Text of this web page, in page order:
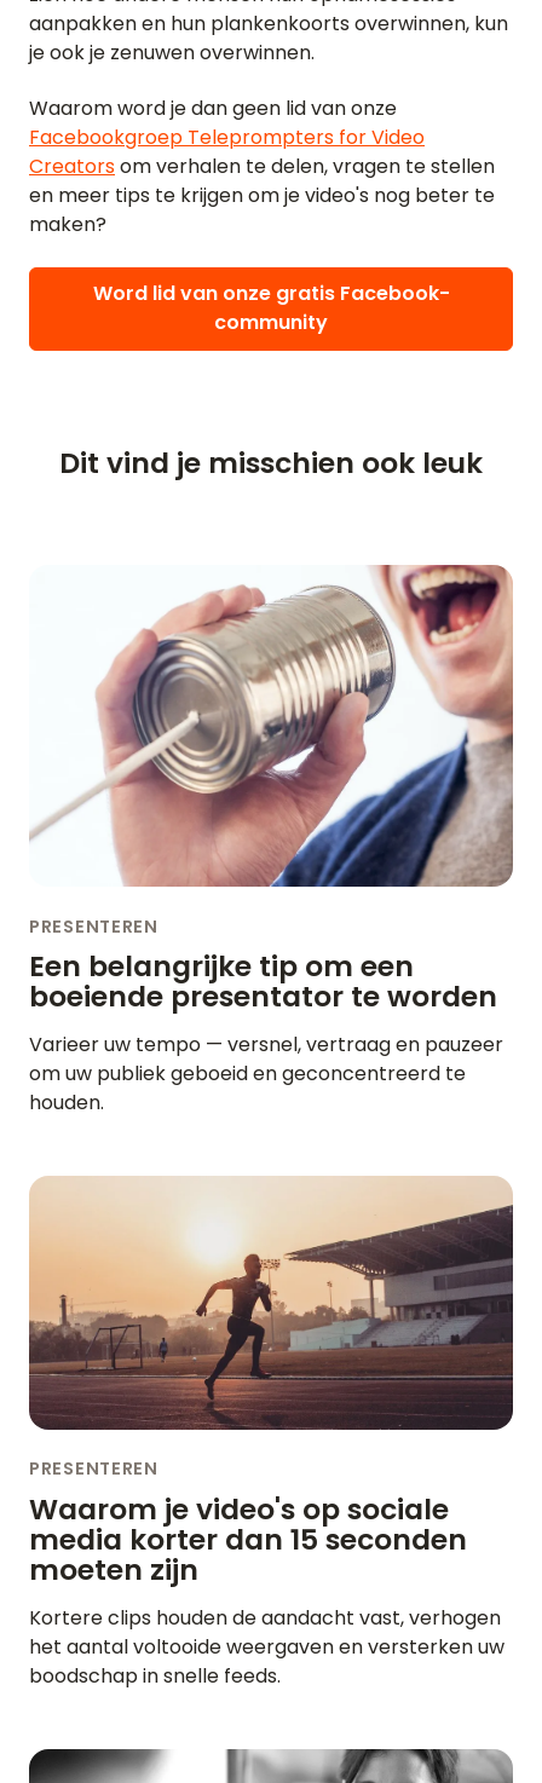
BEOORDELINGEN
FUNCTIES
VIDEO
SUPPORT
WACHTWOORD VERGETEN
NEEM CONTACT OP
aanpakken en hun plankenkoorts overwinnen, kun
je ook je zenuwen overwinnen.
Waarom word je dan geen lid van onze
Facebookgroep Teleprompters for Video
Creatorsom verhalen te delen, vragen te stellen
en meer tips te krijgen om je video's nog beter te
maken?
Word lid van onze gratis Facebook-
community
Dit vind je misschien ook leuk
PRESENTEREN
Een belangrijke tip om een
boeiende presentator te worden
Varieer uw tempo — versnel, vertraag en pauzeer
om uw publiek geboeid en geconcentreerd te
houden.
PRESENTEREN
Waarom je video's op sociale
media korter dan 15 seconden
moeten zijn
Kortere clips houden de aandacht vast, verhogen
het aantal voltooide weergaven en versterken uw
boodschap in snelle feeds.